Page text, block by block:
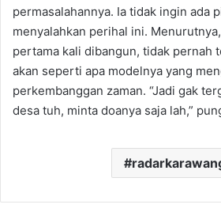
permasalahannya. Ia tidak ingin ada
menyalahkan perihal ini.
pertama kali dibangun, tidak pernah
akan seperti apa modelnya yang
perkembanggan zaman. “Jadi gak
desa tuh, minta doanya saja lah,”